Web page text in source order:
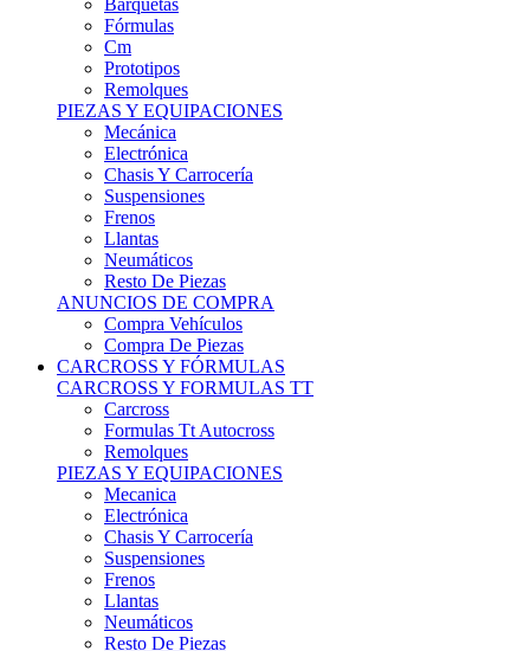
Barquetas
Fórmulas
Cm
Prototipos
Remolques
PIEZAS Y EQUIPACIONES
Mecánica
Electrónica
Chasis Y Carrocería
Suspensiones
Frenos
Llantas
Neumáticos
Resto De Piezas
ANUNCIOS DE COMPRA
Compra Vehículos
Compra De Piezas
CARCROSS Y FÓRMULAS
CARCROSS Y FORMULAS TT
Carcross
Formulas Tt Autocross
Remolques
PIEZAS Y EQUIPACIONES
Mecanica
Electrónica
Chasis Y Carrocería
Suspensiones
Frenos
Llantas
Neumáticos
Resto De Piezas